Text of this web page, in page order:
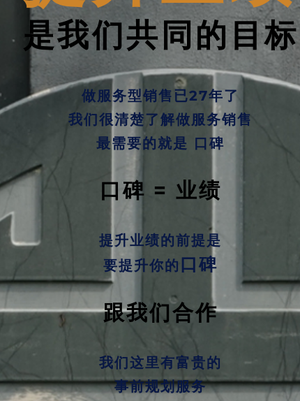
​是我们共同的目标
做服务型销售已27年了
我们很清楚了解做服务销售
最需要的就是 口碑
口碑 = 业绩
提升业绩的前提是
要提升你的 口碑
跟我们合作
我们这里有富贵的
事前规划服务